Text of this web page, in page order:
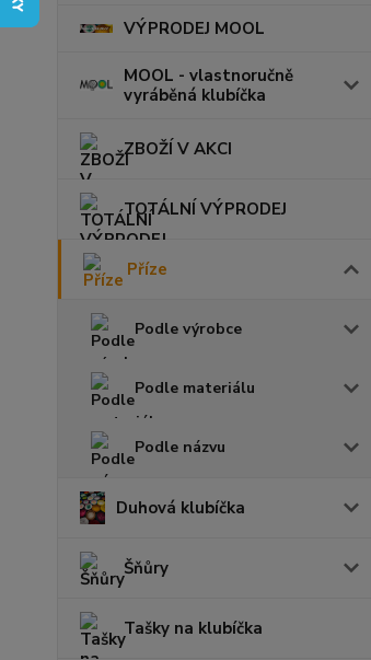
VÝPRODEJ MOOL
MOOL - vlastnoručně
vyráběná klubíčka
ZBOŽÍ V AKCI
TOTÁLNÍ VÝPRODEJ
Příze
Podle výrobce
Podle materiálu
Podle názvu
Duhová klubíčka
Šňůry
Tašky na klubíčka